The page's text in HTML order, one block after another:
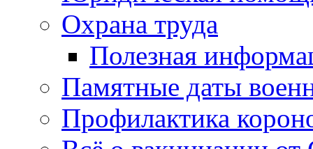
Охрана труда
Полезная
Памятные даты
Профилактика